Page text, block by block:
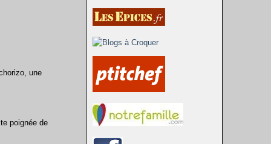
une
poignée de